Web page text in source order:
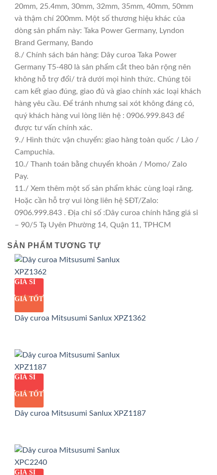
20mm, 25.4mm, 30mm, 32mm, 35mm, 40mm, 50mm
và thậm chí 200mm. Một số thương hiệu khác của
dòng sản phẩm này: Taka Power Germany, Lyndon
Brand Germany, Bando
8./ Chính sách bán hàng: Dây curoa Taka Power
Germany T5-480 là sản phẩm cắt theo bản rộng nên
không hỗ trợ đổi/ trả dưới mọi hình thức. Chúng tôi
cam kết giao đúng, giao đủ và giao chính xác loại khách
hàng yêu cầu. Để tránh nhưng sai xót không đáng có,
quý khách hàng vui lòng liên hệ : 0906.999.843 để
được tư vấn chính xác.
9./ Hình thức vận chuyển: giao hàng toàn quốc / Lào /
Campuchia.
10./ Thanh toán bằng chuyển khoản / Momo/ Zalo
Pay.
11./ Xem thêm một số sản phẩm khác cùng loại răng.
Hoặc cần hỗ trợ vui lòng liên hệ SĐT/Zalo:
0906.999.843 . Địa chỉ số :Dây curoa chính hãng giá sỉ
– 90/5 Tạ Uyên Phường 14, Quận 11, TPHCM
SẢN PHẨM TƯƠNG TỰ
GIÁ SỈ
GIÁ TỐT
Dây curoa Mitsusumi Sanlux XPZ1362
GIÁ SỈ
GIÁ TỐT
Dây curoa Mitsusumi Sanlux XPZ1187
GIÁ SỈ